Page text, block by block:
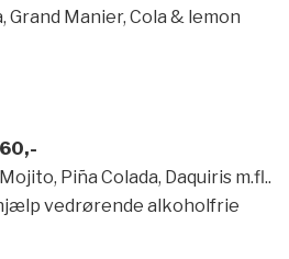
Grand Manier, Cola & lemon
Piña Colada, Daquiris m.fl..
vedrørende alkoholfrie